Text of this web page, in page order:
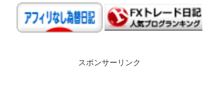
スポンサーリンク